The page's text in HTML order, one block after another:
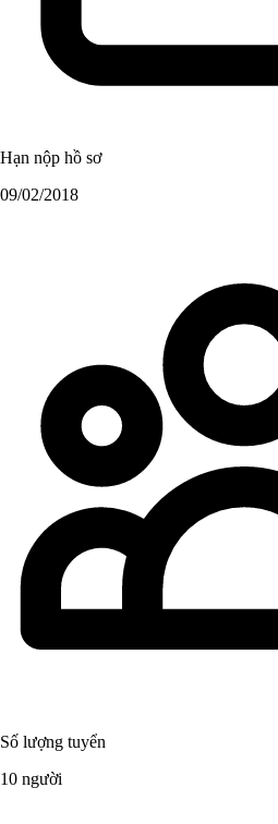
Hạn nộp hồ sơ
09/02/2018
Số lượng tuyển
10 người